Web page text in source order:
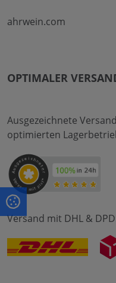
ahrwein.com
OPTIMALER
Ausgezeichnete
optimierten
Versand mit DHL &